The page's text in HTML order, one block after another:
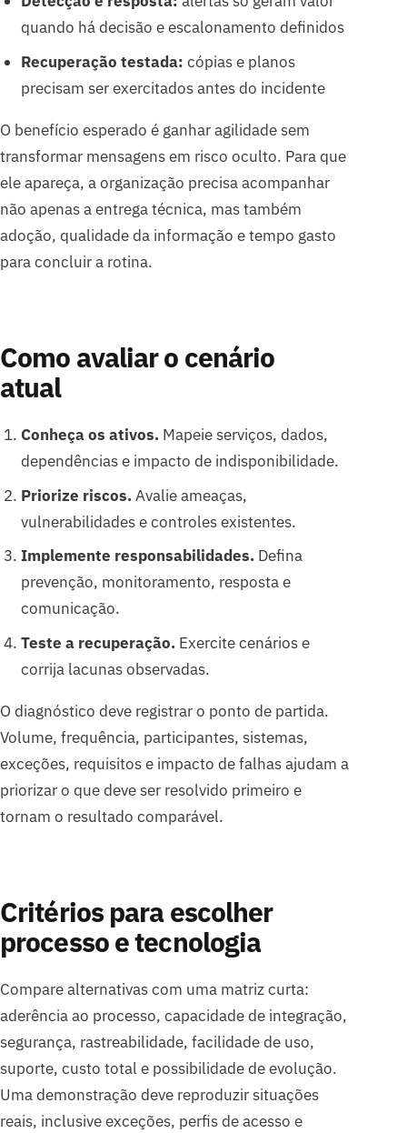
quando há decisão e escalonamento definidos
Recuperação testada: cópias e planos
precisam ser exercitados antes do incidente
O benefício esperado é ganhar agilidade sem
transformar mensagens em risco oculto. Para que
ele apareça, a organização precisa acompanhar
não apenas a entrega técnica, mas também
adoção, qualidade da informação e tempo gasto
para concluir a rotina.
Como avaliar o cenário
atual
Conheça os ativos. Mapeie serviços, dados,
dependências e impacto de indisponibilidade.
Priorize riscos. Avalie ameaças,
vulnerabilidades e controles existentes.
Implemente responsabilidades. Defina
prevenção, monitoramento, resposta e
comunicação.
Teste a recuperação. Exercite cenários e
corrija lacunas observadas.
O diagnóstico deve registrar o ponto de partida.
Volume, frequência, participantes, sistemas,
exceções, requisitos e impacto de falhas ajudam a
priorizar o que deve ser resolvido primeiro e
tornam o resultado comparável.
Critérios para escolher
processo e tecnologia
Compare alternativas com uma matriz curta:
aderência ao processo, capacidade de integração,
segurança, rastreabilidade, facilidade de uso,
suporte, custo total e possibilidade de evolução.
Uma demonstração deve reproduzir situações
reais, inclusive exceções, perfis de acesso e